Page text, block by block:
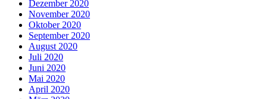
Dezember 2020
November 2020
Oktober 2020
September 2020
August 2020
Juli 2020
Juni 2020
Mai 2020
April 2020